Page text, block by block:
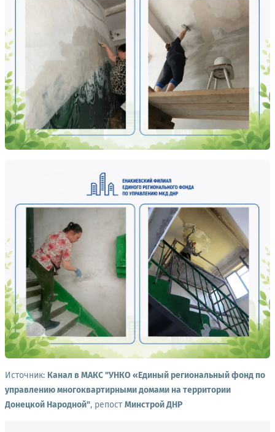
Источник: Канал в МАКС "УНКО «Единый региональный фонд по
управлению многоквартирными домами на территории
Донецкой Народной", репостМинстрой ДНР